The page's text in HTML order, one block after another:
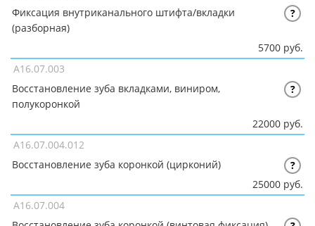
Фиксация внутриканального штифта/вкладки
(разборная)
?
5700 руб.
A16.07.003
Восстановление зуба вкладками, виниром,
полукоронкой
?
22000 руб.
A16.07.004.012
Восстановление зуба коронкой (цирконий)
?
25000 руб.
A16.07.004